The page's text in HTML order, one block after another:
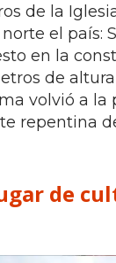
de la
el país:
en la
de altura
volvió a la
repentina
de